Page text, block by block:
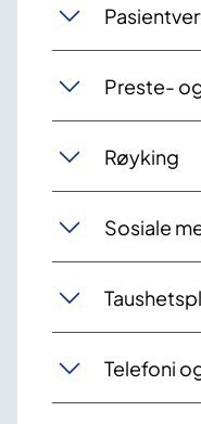
Preste-
Røyking
Sosiale
Telefoni